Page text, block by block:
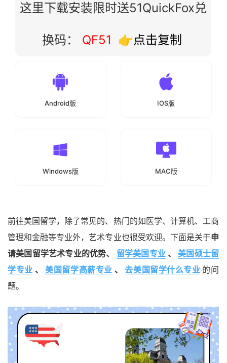
这里下载安装限时送51QuickFox兑
换码： QF51 👉点击复制
Android版 IOS版
Windows版 MAC版
前往美国留学，除了常见的、热门的如医学、计算机、工商
管理和金融等专业外，艺术专业也很受欢迎。下面是关于申
请美国留学艺术专业的优势、
留学美国专业 、
美国硕士留
学专业 、 美国留学高薪专业 、 去美国留学什么专业 的问
题。